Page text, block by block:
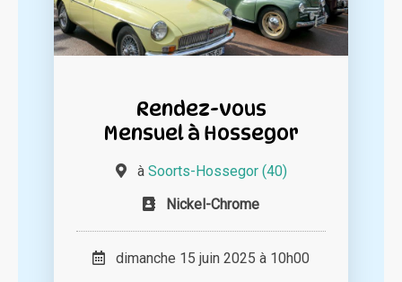
Rendez-vous
Mensuel à Hossegor
à Soorts-Hossegor (40)
Nickel-Chrome
dimanche 15 juin 2025 à 10h00